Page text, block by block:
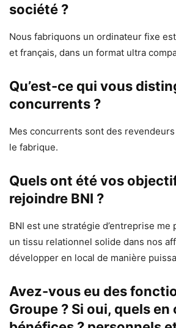
société ?
Nous fabriquons un ordinateur fixe
et français, dans un format ultra
Qu’est-ce qui vous
concurrents ?
Mes concurrents sont des
le fabrique.
Quels ont été vos
rejoindre BNI ?
BNI est une stratégie d’entreprise
un tissu relationnel solide dans nos
développer en local de manière
Avez-vous eu des
Groupe ? Si oui, quels